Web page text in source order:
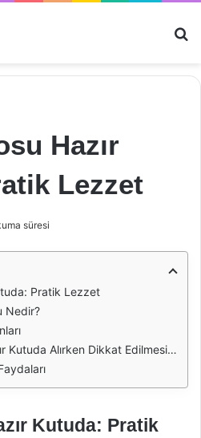
Hazır
Lezzet
süresi
Pratik Lezzet
Nedir?
Alırken Dikkat Edilmesi Gerekenler
Kutuda: Pratik